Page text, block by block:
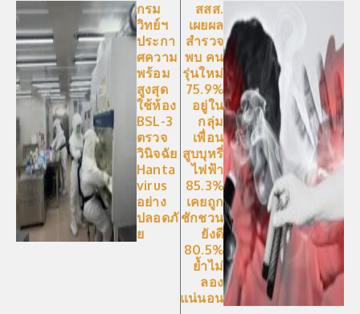
กรม
วิทย์ฯ
ประกา
ศความ
พร้อม
สูงสุด
ใช้ห้อง
BSL-3
ตรวจ
วินิจฉัย
Hanta
virus
อย่าง
ปลอดภั
ย
สสส.
เผยผล
สำรวจ
พบ คน
รุ่นใหม่
75.9%
อยู่ใน
กลุ่ม
เพื่อน
สูบบุหรี่
ไฟฟ้า
85.3%
เคยถูก
ชักชวน
ยังดี
80.5%
ย้ำไม่
ลอง
แน่นอน